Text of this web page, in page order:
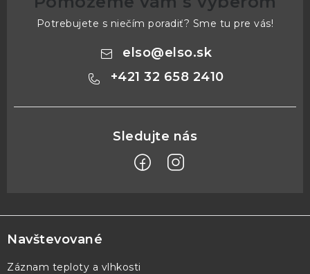
Potrebujete s niečím poradiť? Sme tu pre vás!
elso@elso.sk
+421 32 658 2410
á
p
ä
Navštevované
Záznam teploty a vlhkosti